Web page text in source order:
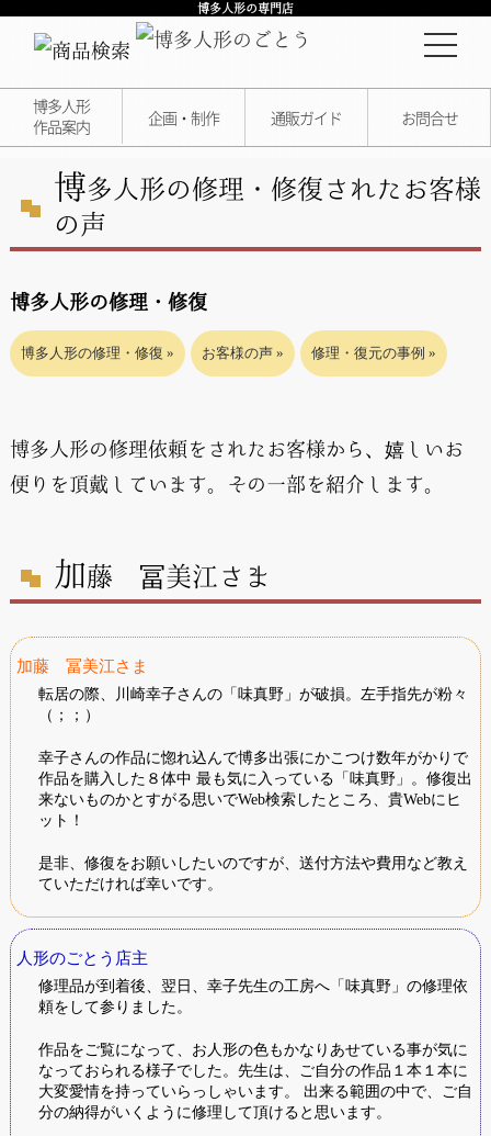
博多人形の専門店
博多人形
作品案内
企画・制作 通販ガイド お問合せ
博多人形の修理・修復されたお客様
の声
博多人形の修理・修復
博多人形の修理・修復 お客様の声 修理・復元の事例
博多人形の修理依頼をされたお客様から、嬉しいお
便りを頂戴しています。その一部を紹介します。
加藤 冨美江さま
加藤 冨美江さま
転居の際、川崎幸子さんの「味真野」が破損。左手指先が粉々
（；；）
幸子さんの作品に惚れ込んで博多出張にかこつけ数年がかりで
作品を購入した８体中 最も気に入っている「味真野」。修復出
来ないものかとすがる思いでWeb検索したところ、貴Webにヒ
ット！
是非、修復をお願いしたいのですが、送付方法や費用など教え
ていただければ幸いです。
人形のごとう店主
修理品が到着後、翌日、幸子先生の工房へ「味真野」の修理依
頼をして参りました。
作品をご覧になって、お人形の色もかなりあせている事が気に
なっておられる様子でした。先生は、ご自分の作品１本１本に
大変愛情を持っていらっしゃいます。 出来る範囲の中で、ご自
分の納得がいくように修理して頂けると思います。